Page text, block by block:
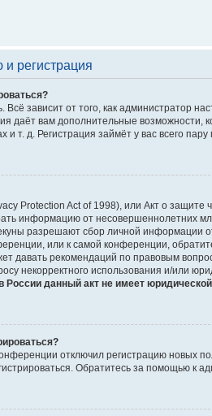
регистрация
Всё зависит от того, как администратор
даёт вам дополнительные
и т. д. Регистрация займёт у вас всего
Protection Act of 1998), или Акт о
информацию от несовершеннолетних
разрешают сбор личной информации
или к самой конференции,
давать рекомендаций по правовым
некорректного использования и/или
России данный акт не имеет
отключил регистрацию новых
Обратитесь за помощью к